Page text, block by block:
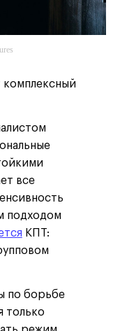
комплексный
все
подходом
КПТ:
по борьбе
только